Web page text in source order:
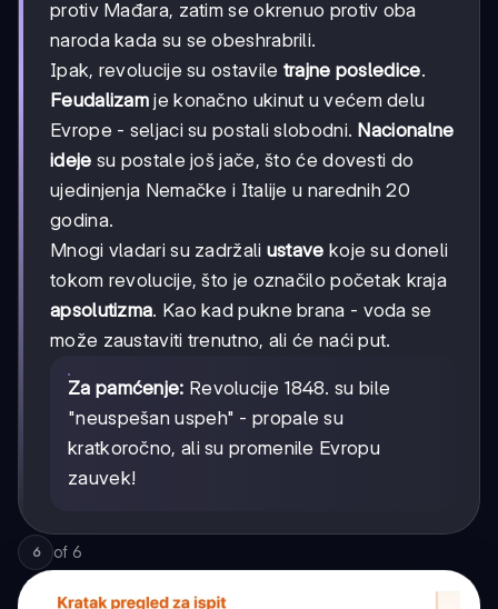
protiv Mađara, zatim se okrenuo protiv oba
naroda kada su se obeshrabrili.
Ipak, revolucije su ostavile trajne posledice.
Feudalizam je konačno ukinut u većem delu
Evrope - seljaci su postali slobodni. Nacionalne
ideje su postale još jače, što će dovesti do
ujedinjenja Nemačke i Italije u narednih 20
godina.
Mnogi vladari su zadržali ustave koje su doneli
tokom revolucije, što je označilo početak kraja
apsolutizma. Kao kad pukne brana - voda se
može zaustaviti trenutno, ali će naći put.
Za pamćenje: Revolucije 1848. su bile
"neuspešan uspeh" - propale su
kratkoročno, ali su promenile Evropu
zauvek!
6 of 6